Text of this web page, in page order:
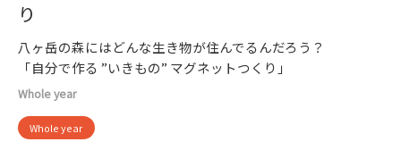
り
八ヶ岳の森にはどんな生き物が住んでるんだろう？
「自分で作る ”いきもの” マグネットつくり」
Whole year
Whole year